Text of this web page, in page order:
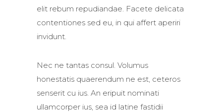
elit rebum repudiandae. Facete delicata
contentiones sed eu, in qui affert aperiri
invidunt.
Nec ne tantas consul. Volumus
honestatis quaerendum ne est, ceteros
senserit cu ius. An eripuit nominati
ullamcorper ius, sea id latine fastidii